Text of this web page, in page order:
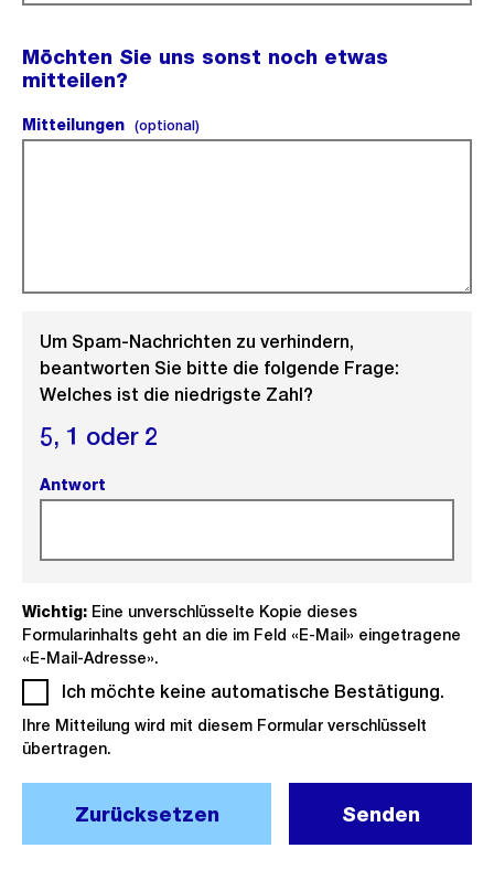
Möchten Sie uns sonst noch etwas
mitteilen?
Mitteilungen (optional)(optional).
Um Spam-Nachrichten zu verhindern,
beantworten Sie bitte die folgende Frage:
Welches ist die niedrigste Zahl?
5, 1 oder 2
Antwort
Wichtig: Eine unverschlüsselte Kopie dieses
Formularinhalts geht an die im Feld «E-Mail» eingetragene
«E-Mail-Adresse».
Ich möchte keine automatische Bestätigung.
Ihre Mitteilung wird mit diesem Formular verschlüsselt
übertragen.
Zurücksetzen Senden